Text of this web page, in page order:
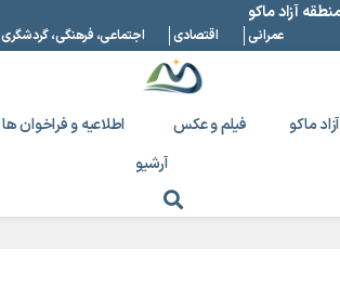
آزاد ماکو
عمرانی اقتصادی اجتماعی، فرهنگی، گردشگری
ماکو فیلم و عکس اطلاعیه و فراخوان ها
آرشیو